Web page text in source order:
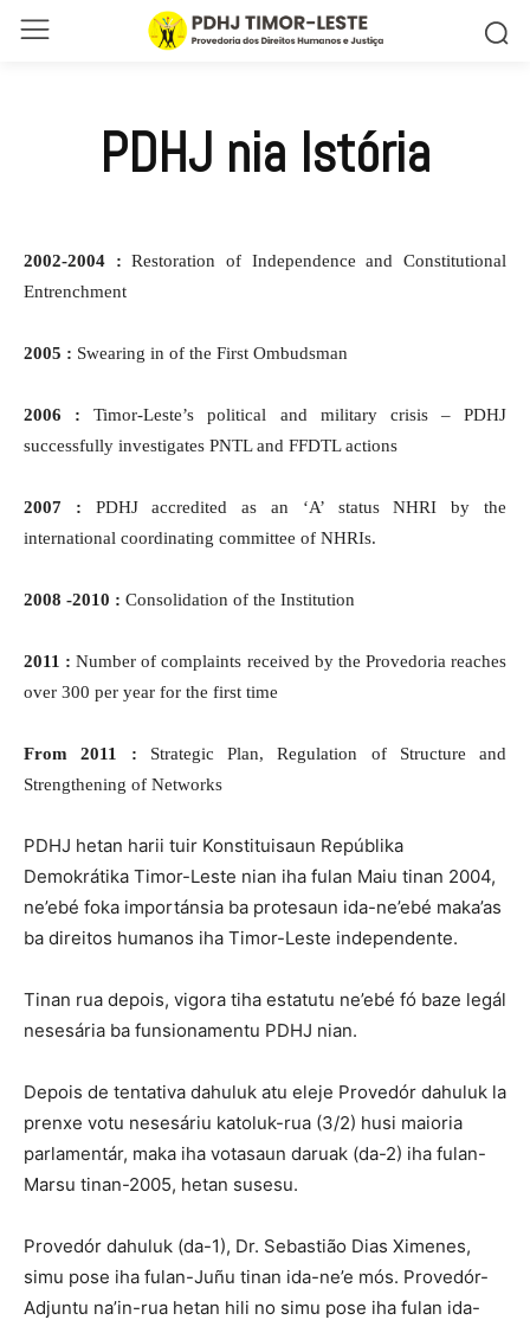
PDHJ nia Istória
2002-2004 :Restoration of Independence and Constitutional
Entrenchment
2005 : Swearing in of the First Ombudsman
2006 : Timor-Leste’s political and military crisis – PDHJ
successfully investigates PNTL and FFDTL actions
2007 : PDHJ accredited as an ‘A’ status NHRI by the
international coordinating committee of NHRIs.
2008 -2010 : Consolidation of the Institution
2011 :Number of complaints received by the Provedoria reaches
over 300 per year for the first time
From 2011 : Strategic Plan, Regulation of Structure and
Strengthening of Networks
PDHJ hetan harii tuir Konstituisaun Repúblika
Demokrátika Timor-Leste nian iha fulan Maiu tinan 2004,
ne’ebé foka importánsia ba protesaun ida-ne’ebé maka’as
ba direitos humanos iha Timor-Leste independente.
Tinan rua depois, vigora tiha estatutu ne’ebé fó baze legál
nesesária ba funsionamentu PDHJ nian.
Depois de tentativa dahuluk atu eleje Provedór dahuluk la
prenxe votu nesesáriu katoluk-rua (3/2) husi maioria
parlamentár, maka iha votasaun daruak (da-2) iha fulan-
Marsu tinan-2005, hetan susesu.
Provedór dahuluk (da-1), Dr. Sebastião Dias Ximenes,
simu pose iha fulan-Juñu tinan ida-ne’e mós. Provedór-
Adjuntu na’in-rua hetan hili no simu pose iha fulan ida-